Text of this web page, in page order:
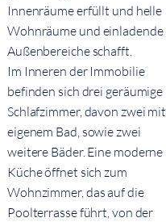
Innenräume erfüllt und helle
Wohnräume und einladende
Außenbereiche schafft.
Im Inneren der Immobilie
befinden sich drei geräumige
Schlafzimmer, davon zwei mit
eigenem Bad, sowie zwei
weitere Bäder. Eine moderne
Küche öffnet sich zum
Wohnzimmer, das auf die
Poolterrasse führt, von der